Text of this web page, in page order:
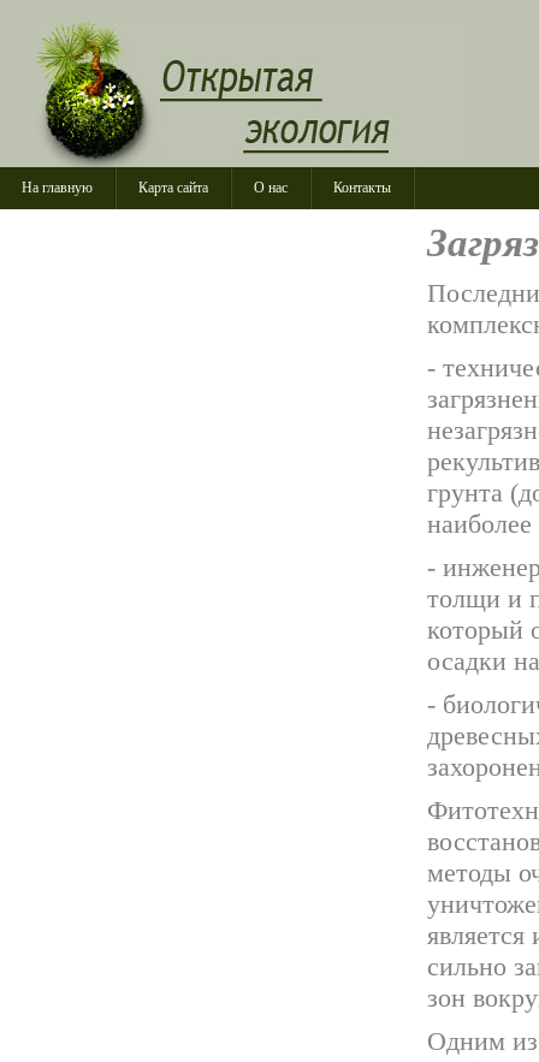
На главную Карта сайта О нас Контакты
-
грунта
-
толщи и
который
осадки
-
методы
сильно
зон
Одним из